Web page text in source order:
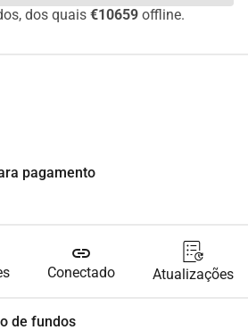
dos quais €10659 offline.
pagamento
link
Conectado Atualizações
de fundos